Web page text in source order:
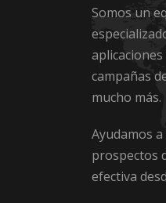
Somos un
campañas
mucho más.
Ayudamos
prospectos
efectiva